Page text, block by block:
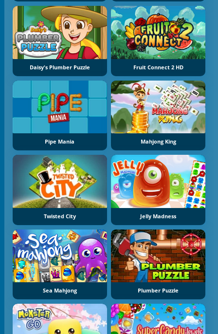
Daisy's Plumber Puzzle Fruit Connect 2 HD
Pipe Mania Mahjong King
Twisted City Jelly Madness
Sea Mahjong Plumber Puzzle